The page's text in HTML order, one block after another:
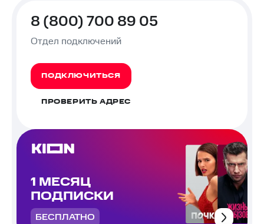
8 (800) 700 89 05
Отдел подключений
ПОДКЛЮЧИТЬСЯ
ПРОВЕРИТЬ АДРЕС
1 МЕСЯЦ
ПОДПИСКИ
БЕСПЛАТНО